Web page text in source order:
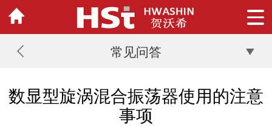
常见问答
数显型旋涡混合振荡器使用的注意
事项